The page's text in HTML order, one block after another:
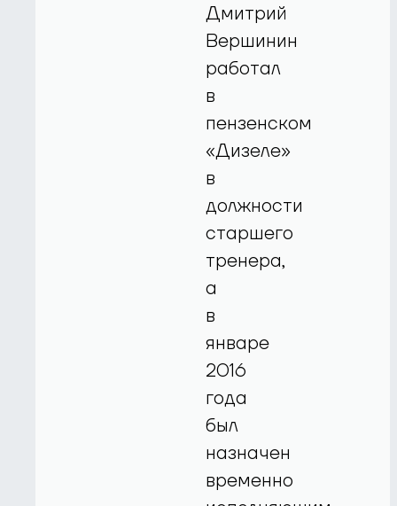
Дмитрий
Вершинин
работал
в
пензенском
«Дизеле»
в
должности
старшего
тренера,
а
в
январе
2016
года
был
назначен
временно